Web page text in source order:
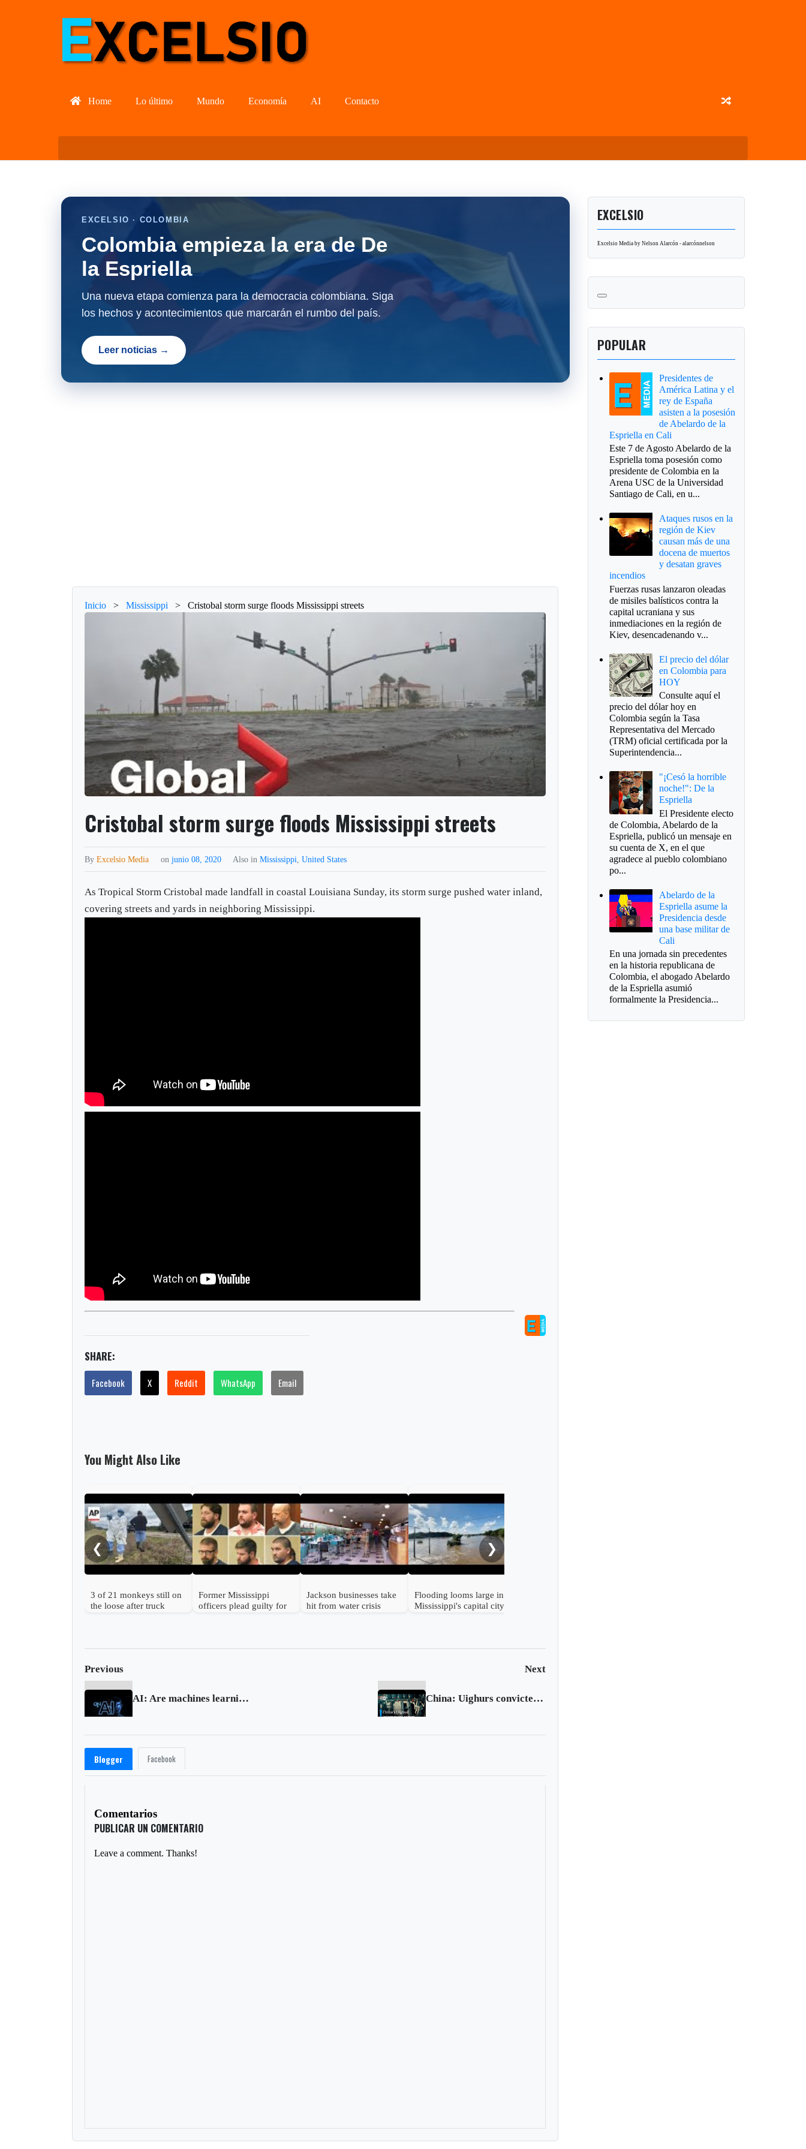
Home Lo último Mundo Economía AI Contacto
EXCELSIO · COLOMBIA
Colombia empieza la era de De
la Espriella
Una nueva etapa comienza para la democracia colombiana. Siga
los hechos y acontecimientos que marcarán el rumbo del país.
Leer noticias →
Inicio > Mississippi > Cristobal storm surge floods Mississippi streets
Cristobal storm surge floods Mississippi streets
ByExcelsio Media onjunio 08, 2020 Also inMississippi ,United States
As Tropical Storm Cristobal made landfall in coastal Louisiana Sunday, its storm surge pushed water inland,
covering streets and yards in neighboring Mississippi.
SHARE:
Facebook X Reddit WhatsApp Email
You Might Also Like
❮
3 of 21 monkeys still on
the loose after truck
Former Mississippi
officers plead guilty for
Jackson businesses take
hit from water crisis
Flooding looms large in
Mississippi's capital city
❯
Previous Next
AI: Are machines learning to be racist? China: Uighurs convicted in sham trials at Xinjiang camps
Blogger Facebook
Comentarios
PUBLICAR UN COMENTARIO
Leave a comment. Thanks!
EXCELSIO
Excelsio Media by Nelson Alarcón - alarcónnelson
POPULAR
Presidentes de
América Latina y el
rey de España
asisten a la posesión
de Abelardo de la
Espriella en Cali
Este 7 de Agosto Abelardo de la
Espriella toma posesión como
presidente de Colombia en la
Arena USC de la Universidad
Santiago de Cali, en u...
Ataques rusos en la
región de Kiev
causan más de una
docena de muertos
y desatan graves
incendios
Fuerzas rusas lanzaron oleadas
de misiles balísticos contra la
capital ucraniana y sus
inmediaciones en la región de
Kiev, desencadenando v...
El precio del dólar
en Colombia para
HOY
Consulte aquí el
precio del dólar hoy en
Colombia según la Tasa
Representativa del Mercado
(TRM) oficial certificada por la
Superintendencia...
"¡Cesó la horrible
noche!": De la
Espriella
El Presidente electo
de Colombia, Abelardo de la
Espriella, publicó un mensaje en
su cuenta de X, en el que
agradece al pueblo colombiano
po...
Abelardo de la
Espriella asume la
Presidencia desde
una base militar de
Cali
En una jornada sin precedentes
en la historia republicana de
Colombia, el abogado Abelardo
de la Espriella asumió
formalmente la Presidencia...